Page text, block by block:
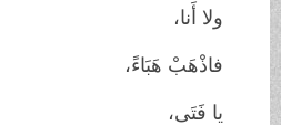
ولا أَنا،
فاذْهَبْ هَبَاءً،
يا فَتَى،